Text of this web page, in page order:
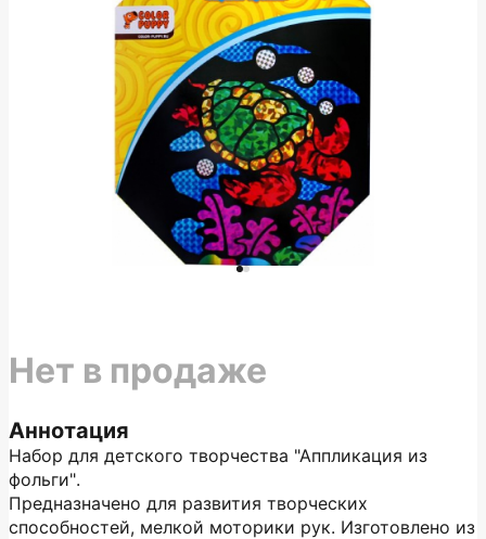
Аннотация
Набор для детского творчества "Аппликация из
фольги".
Предназначено для развития творческих
способностей, мелкой моторики рук. Изготовлено из
Нет в продаже